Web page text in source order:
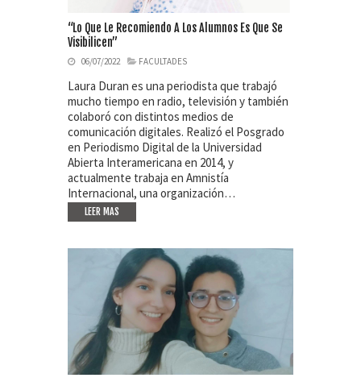
“Lo Que Le Recomiendo A Los Alumnos Es Que Se
Visibilicen”
06/07/2022 FACULTADES
Laura Duran es una periodista que trabajó
mucho tiempo en radio, televisión y también
colaboró con distintos medios de
comunicación digitales. Realizó el Posgrado
en Periodismo Digital de la Universidad
Abierta Interamericana en 2014, y
actualmente trabaja en Amnistía
Internacional, una organización…
LEER MAS